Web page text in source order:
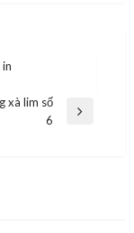
xà lim số
6